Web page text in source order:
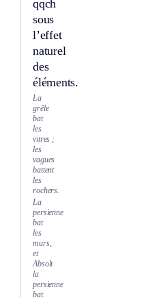
qqch
sous
l’effet
naturel
des
éléments.
La
grêle
bat
les
vitres ;
les
vagues
battent
les
rochers.
La
persienne
bat
les
murs,
et
Absolt
la
persienne
bat.